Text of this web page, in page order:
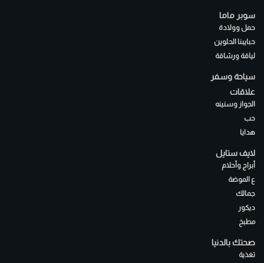
سوبر ماما
حمل وولادة
حبايبنا الحلوين
لياقة ورشاقة
سياحة وسفر
علاقات
الجواز وسنينه
حب
هدايا
لايف ستايل
أبراج وأحلام
ع الموضة
جمالك
ديكور
مطبخ
صحتك بالدنيا
تغذية